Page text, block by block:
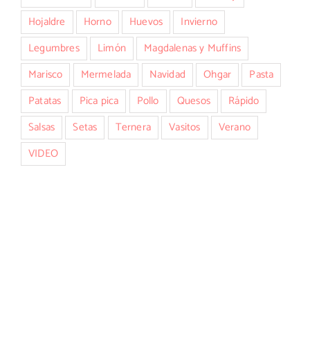
Hojaldre
Horno Huevos
Invierno
Legumbres
Limón
Magdalenas y Muffins
Marisco
Mermelada Navidad Ohgar
Pasta
Patatas
Pica pica Pollo Quesos
Rápido
Salsas
Setas Ternera Vasitos
Verano
VIDEO